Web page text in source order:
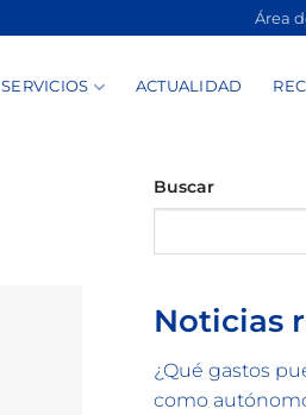
Área
SERVICIOS ACTUALIDAD
Buscar
Noticias
¿Qué gastos
como